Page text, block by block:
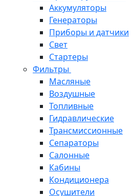
Аккумуляторы
Генераторы
Приборы и датчики
Свет
Стартеры
Фильтры
Масляные
Воздушные
Топливные
Гидравлические
Трансмиссионные
Сепараторы
Салонные
Кабины
Кондиционера
Осушители